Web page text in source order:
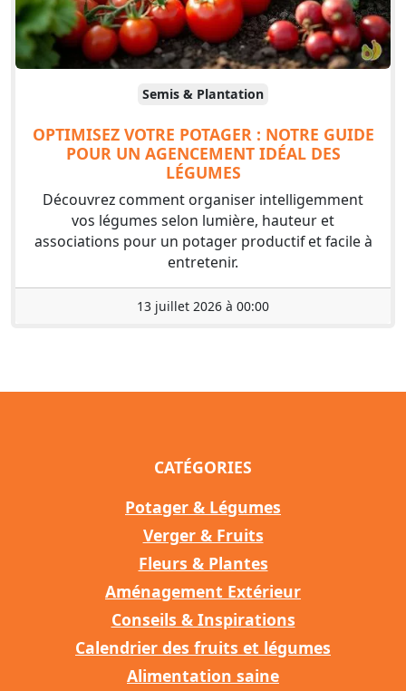
Semis & Plantation
OPTIMISEZ VOTRE POTAGER : NOTRE GUIDE
POUR UN AGENCEMENT IDÉAL DES
LÉGUMES
Découvrez comment organiser intelligemment
vos légumes selon lumière, hauteur et
associations pour un potager productif et facile à
entretenir.
13 juillet 2026 à 00:00
CATÉGORIES
Potager & Légumes
Verger & Fruits
Fleurs & Plantes
Aménagement Extérieur
Conseils & Inspirations
Calendrier des fruits et légumes
Alimentation saine